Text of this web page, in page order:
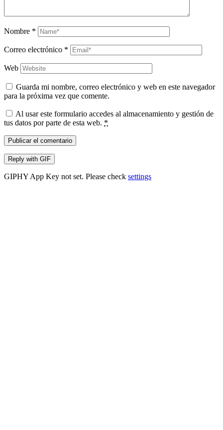
Nombre *
Correo electrónico *
Web
Guarda mi nombre, correo electrónico y web en este navegador
para la próxima vez que comente.
Al usar este formulario accedes al almacenamiento y gestión de
tus datos por parte de esta web. *
Publicar el comentario
Reply with GIF
GIPHY App Key not set. Please check settings